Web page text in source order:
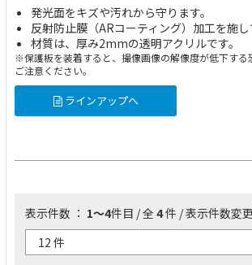
発光面をキズや汚れから守ります。
反射防止膜（ARコーティング）加工を施し
材質は、厚み2mmの透明アクリルです。
※保護板を装着すると、撮像画像の解像度が低下する
ご注意ください。
ラインアップへ
表示件数 ： 1～4件目 / 全 4件 / 表示件数変更